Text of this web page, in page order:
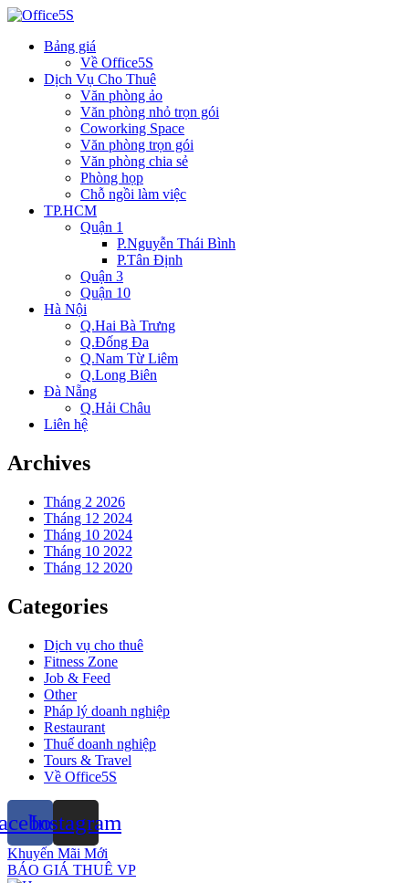
Bảng giá
Về Office5S
Dịch Vụ Cho Thuê
Văn phòng ảo
Văn phòng nhỏ trọn gói
Coworking Space
Văn phòng trọn gói
Văn phòng chia sẻ
Phòng họp
Chỗ ngồi làm việc
TP.HCM
Quận 1
P.Nguyễn Thái Bình
P.Tân Định
Quận 3
Quận 10
Hà Nội
Q.Hai Bà Trưng
Q.Đống Đa
Q.Nam Từ Liêm
Q.Long Biên
Đà Nẵng
Q.Hải Châu
Liên hệ
Archives
Tháng 2 2026
Tháng 12 2024
Tháng 10 2024
Tháng 10 2022
Tháng 12 2020
Categories
Dịch vụ cho thuê
Fitness Zone
Job & Feed
Other
Pháp lý doanh nghiệp
Restaurant
Thuế doanh nghiệp
Tours & Travel
Về Office5S
Instagram
Khuyến Mãi Mới
BÁO GIÁ THUÊ VP